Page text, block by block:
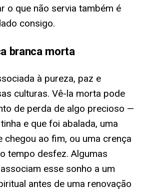
o que não servia também é
consigo.
branca morta
à pureza, paz e
culturas. Vê-la morta pode
de perda de algo precioso —
e que foi abalada, uma
chegou ao fim, ou uma crença
tempo desfez. Algumas
esse sonho a um
antes de uma renovação